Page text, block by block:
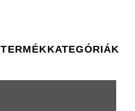
TERMÉKKATEGÓRIÁK